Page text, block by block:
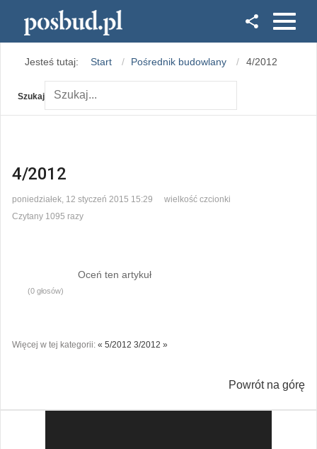
Instagram
Jesteś tutaj: Start Pośrednik budowlany 4/2012
Szukaj
4/2012
poniedziałek, 12 styczeń 2015 15:29
wielkość czcionki
Czytany 1095 razy
Oceń ten artykuł
(0 głosów)
Więcej w tej kategorii: « 5/2012 3/2012 »
Powrót na górę